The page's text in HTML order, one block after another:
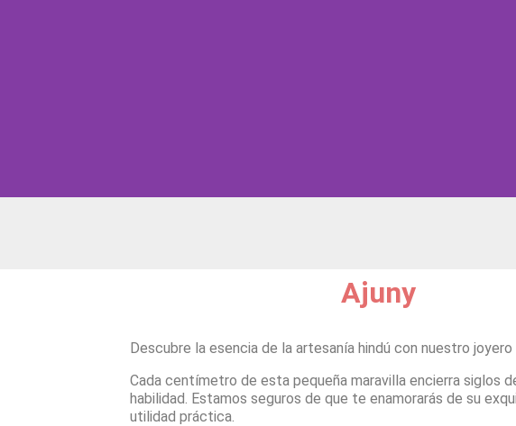
Comprar en Amazon
Ajuny
Descubre la esencia de la artesanía hindú con nuestro
Cada centímetro de esta pequeña maravilla encierra siglos
habilidad. Estamos seguros de que te enamorarás de su
utilidad práctica.